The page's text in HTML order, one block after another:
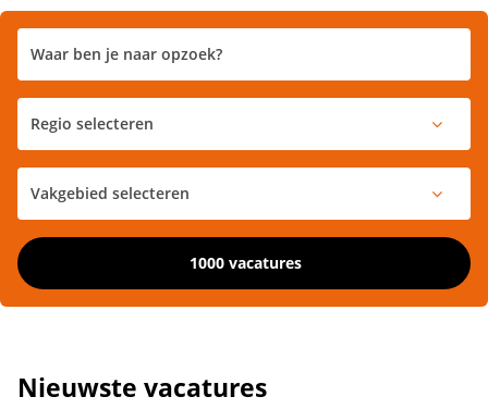
1000 vacatures
Nieuwste vacatures